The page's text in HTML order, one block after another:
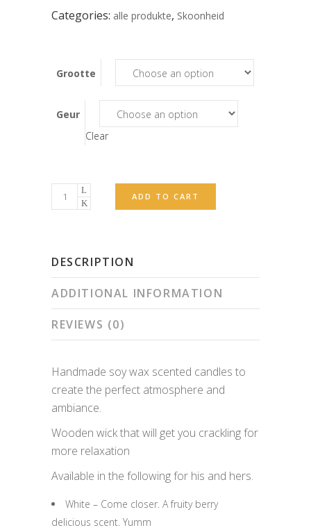
Categories: alle produkte, Skoonheid
Grootte
Geur
Clear
Kerse
(Candles)
ADD TO CART
DESCRIPTION
ADDITIONAL INFORMATION
REVIEWS (0)
Handmade soy wax scented candles to
create the perfect atmosphere and
ambiance.
Wooden wick that will get you crackling for
more relaxation
Available in the following for his and hers.
White – Come closer. A fruity berry
delicious scent. Yumm